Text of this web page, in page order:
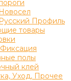
Новосел
Русский Профиль
товары
полы
клей
Уход, Прочее